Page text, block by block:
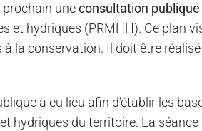
prochain uneconsultation publique
et hydriques (PRMHH). Ce plan
la conservation. Il doit être
a eu lieu afin d’établir les
hydriques du territoire. La